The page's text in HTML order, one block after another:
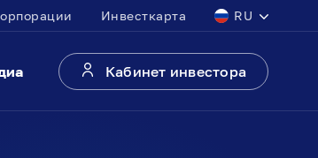
Инвесткарта RU
Кабинет инвестора